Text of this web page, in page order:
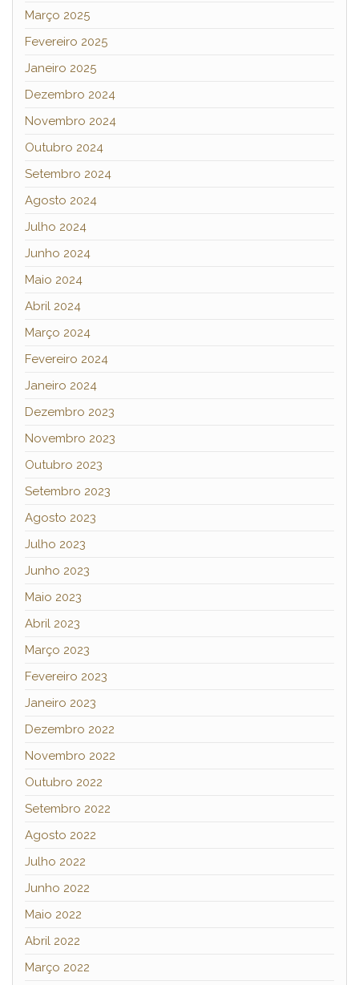
Março 2025
Fevereiro 2025
Janeiro 2025
Dezembro 2024
Novembro 2024
Outubro 2024
Setembro 2024
Agosto 2024
Julho 2024
Junho 2024
Maio 2024
Abril 2024
Março 2024
Fevereiro 2024
Janeiro 2024
Dezembro 2023
Novembro 2023
Outubro 2023
Setembro 2023
Agosto 2023
Julho 2023
Junho 2023
Maio 2023
Abril 2023
Março 2023
Fevereiro 2023
Janeiro 2023
Dezembro 2022
Novembro 2022
Outubro 2022
Setembro 2022
Agosto 2022
Julho 2022
Junho 2022
Maio 2022
Abril 2022
Março 2022